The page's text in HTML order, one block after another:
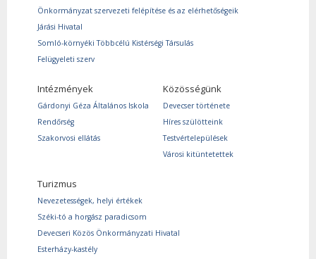
Önkormányzat szervezeti felépítése és az elérhetőségeik
Járási Hivatal
Somló-környéki Többcélú Kistérségi Társulás
Felügyeleti szerv
Intézmények
Gárdonyi Géza Általános Iskola
Rendőrség
Szakorvosi ellátás
Közösségünk
Devecser története
Híres szülötteink
Testvértelepülések
Városi kitüntetettek
Turizmus
Nevezetességek, helyi értékek
Széki-tó a horgász paradicsom
Devecseri Közös Önkormányzati Hivatal
Esterházy-kastély